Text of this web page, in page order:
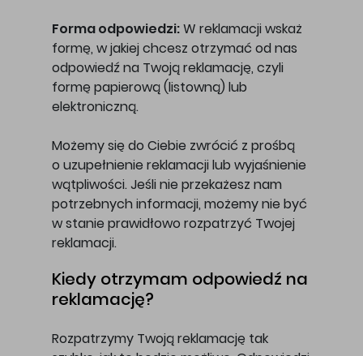
Forma odpowiedzi:W reklamacji wskaż
formę, w jakiej chcesz otrzymać od nas
odpowiedź na Twoją reklamację, czyli
formę papierową (listowną) lub
elektroniczną.
Możemy się do Ciebie zwrócić z prośbą
o uzupełnienie reklamacji lub wyjaśnienie
wątpliwości. Jeśli nie przekażesz nam
potrzebnych informacji, możemy nie być
w stanie prawidłowo rozpatrzyć Twojej
reklamacji.
Kiedy otrzymam odpowiedź na
reklamację?
Rozpatrzymy Twoją reklamację tak